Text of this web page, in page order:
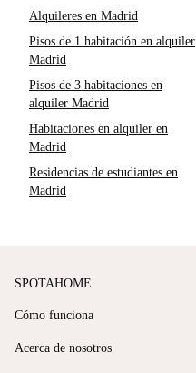
Alquileres en Madrid
Pisos de 1 habitación en alquiler
Madrid
Pisos de 3 habitaciones en
alquiler Madrid
Habitaciones en alquiler en
Madrid
Residencias de estudiantes en
Madrid
SPOTAHOME
Cómo funciona
Acerca de nosotros